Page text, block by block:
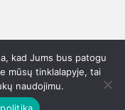
kad Jums bus patogu
mūsų tinklalapyje, tai
naudojimu.